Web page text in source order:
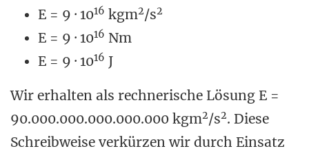
E = 9 · 1016 kgm2/s2
E = 9 · 1016 Nm
E = 9 · 1016 J
Wir erhalten als rechnerische Lösung E =
90.000.000.000.000.000 kgm2/s2. Diese
Schreibweise verkürzen wir durch Einsatz